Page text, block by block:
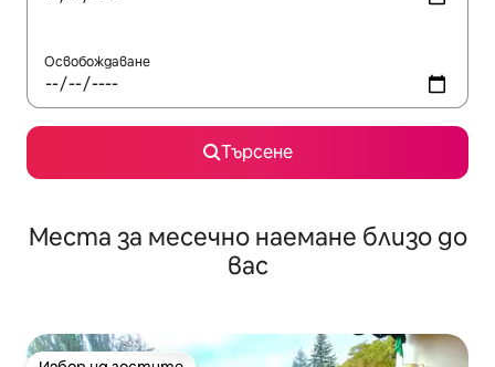
Освобождаване
Търсене
Места за месечно наемане близо до
вас